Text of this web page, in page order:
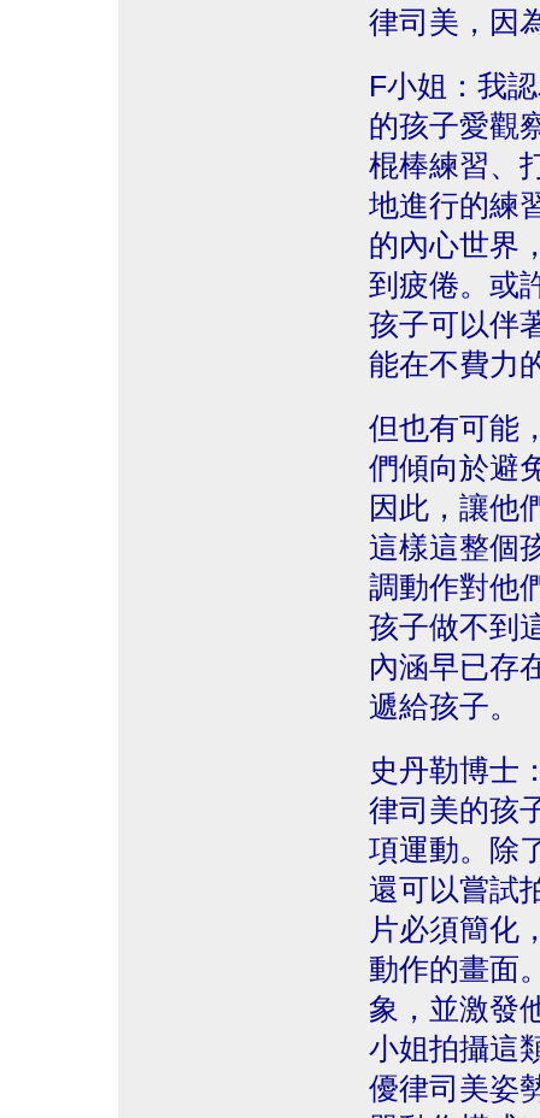
律司美，因
F小姐：我
的孩子愛觀
棍棒練習、
地進行的練
的內心世界
到疲倦。或
孩子可以伴
能在不費力
但也有可能
們傾向於避
因此，讓他
這樣這整個
調動作對他
孩子做不到
內涵早已存
遞給孩子。
史丹勒博士
律司美的孩
項運動。除
還可以嘗試
片必須簡化
動作的畫面
象，並激發
小姐拍攝這
優律司美姿